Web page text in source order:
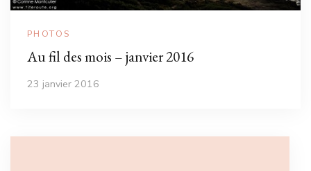
PHOTOS
Au fil des mois – janvier 2016
23 janvier 2016